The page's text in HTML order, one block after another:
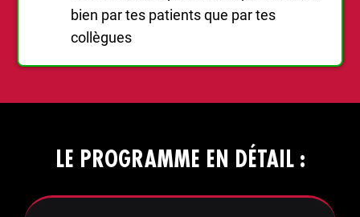
bien par tes patients que par tes
collègues
LE PROGRAMME EN DÉTAIL :